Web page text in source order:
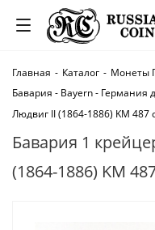
Главная - Каталог - Монеты
Бавария - Bayern - Германия
Людвиг II (1864-1886) KM 487
Бавария 1
(1864-1886) KM